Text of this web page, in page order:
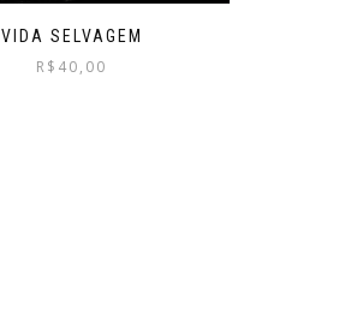
VIDA SELVAGEM
R$ 40,00